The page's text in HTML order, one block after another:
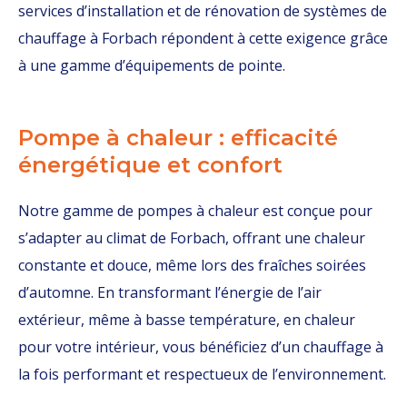
services d’installation et de rénovation de systèmes de
chauffage à Forbach répondent à cette exigence grâce
à une gamme d’équipements de pointe.
Pompe à chaleur : efficacité
énergétique et confort
Notre gamme de pompes à chaleur est conçue pour
s’adapter au climat de Forbach, offrant une chaleur
constante et douce, même lors des fraîches soirées
d’automne. En transformant l’énergie de l’air
extérieur, même à basse température, en chaleur
pour votre intérieur, vous bénéficiez d’un chauffage à
la fois performant et respectueux de l’environnement.